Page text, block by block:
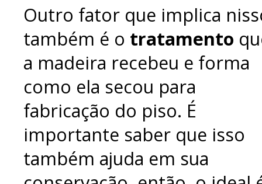
Outro fator que implica
também é o tratamento
a madeira recebeu e forma
como ela secou para
fabricação do piso. É
importante saber que isso
também ajuda em sua